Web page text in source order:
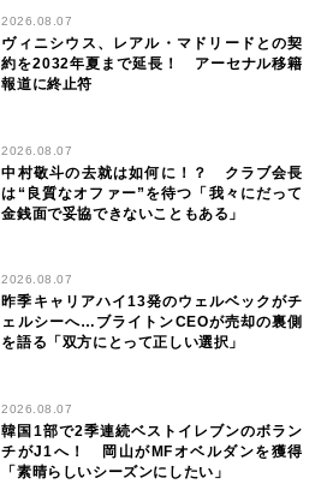
2026.08.07
ヴィニシウス、レアル・マドリードとの契
約を2032年夏まで延長！ アーセナル移籍
報道に終止符
2026.08.07
中村敬斗の去就は如何に！？ クラブ会長
は“良質なオファー”を待つ「我々にだって
金銭面で妥協できないこともある」
2026.08.07
昨季キャリアハイ13発のウェルベックがチ
ェルシーへ…ブライトンCEOが売却の裏側
を語る「双方にとって正しい選択」
2026.08.07
韓国1部で2季連続ベストイレブンのボラン
チがJ1へ！ 岡山がMFオベルダンを獲得
「素晴らしいシーズンにしたい」